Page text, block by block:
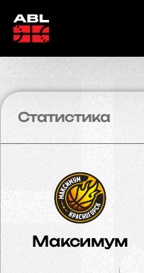
Статистика
Максимум